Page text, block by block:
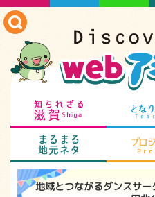
知られざ
まるまる
地域とつながるダンスサ